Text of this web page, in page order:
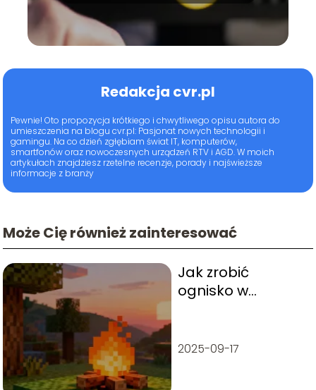
Redakcja cvr.pl
Pewnie! Oto propozycja krótkiego i chwytliwego opisu autora do
umieszczenia na blogu cvr.pl: Pasjonat nowych technologii i
gamingu. Na co dzień zgłębiam świat IT, komputerów,
smartfonów oraz nowoczesnych urządzeń RTV i AGD. W moich
artykułach znajdziesz rzetelne recenzje, porady i najświeższe
informacje z branży
Może Cię również zainteresować
Jak zrobić
ognisko w
2025-09-17